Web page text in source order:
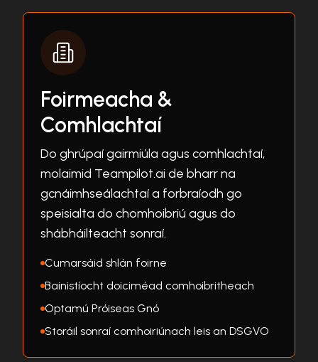
Foirmeacha &
Comhlachtaí
Do ghrúpaí gairmiúla agus comhlachtaí,
molaimid Teampilot.ai de bharr na
gcnáimhseálachtaí a forbraíodh go
speisialta do chomhoibriú agus do
shábháilteacht sonraí.
Cumarsáid shlán foirne
Bainistíocht doiciméad comhoibritheach
Optamú Próiseas Gnó
Storáil sonraí comhoiriúnach leis an DSGVO